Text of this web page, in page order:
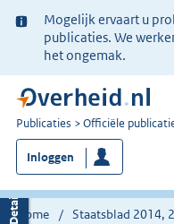
Ter
informatie:
Mogelijk ervaart u
publicaties. We
het ongemak.
U
bent
nu
hier:
Publicaties Officiële
Inloggen
Home Staatsblad 2014,